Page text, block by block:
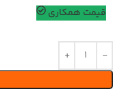
قیمت همکاری